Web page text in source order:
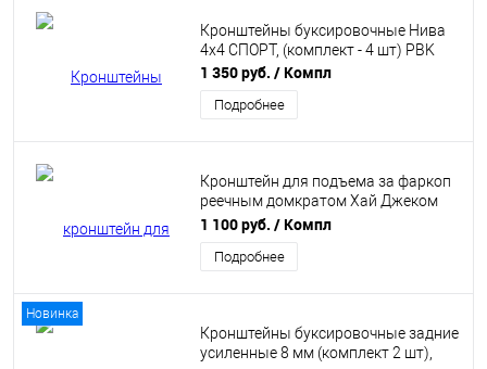
Кронштейны буксировочные Нива
4х4 СПОРТ, (комплект - 4 шт) PBK
1 350 руб. / Компл
Подробнее
Кронштейн для подъема за фаркоп
реечным домкратом Хай Джеком
(Hi-jack) PBK
1 100 руб. / Компл
Подробнее
Новинка
Кронштейны буксировочные задние
усиленные 8 мм (комплект 2 шт),